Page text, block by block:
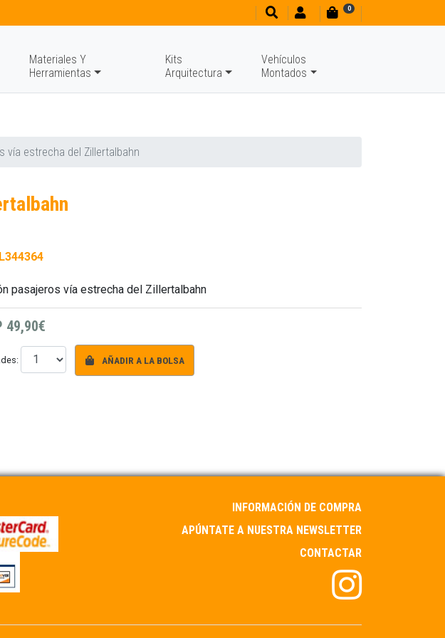
0
Materiales Y
Herramientas
Kits
Arquitectura
Vehículos
Montados
vía estrecha del Zillertalbahn
L344364
pasajeros vía estrecha del Zillertalbahn
49,90€
AÑADIR A LA BOLSA
INFORMACIÓN DE COMPRA
APÚNTATE A NUESTRA NEWSLETTER
CONTACTAR